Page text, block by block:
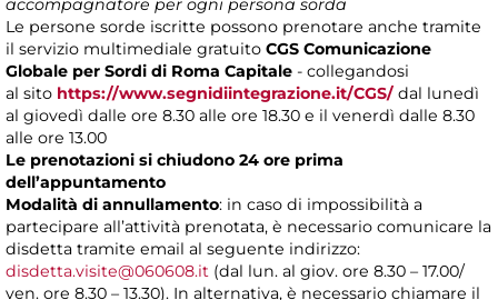
accompagnatore per ogni persona sorda
Le persone sorde iscritte possono prenotare anche tramite
il servizio multimediale gratuito CGS Comunicazione
Globale per Sordi di Roma Capitale - collegandosi
al sito https://www.segnidiintegrazione.it/CGS/ dal lunedì
al giovedì dalle ore 8.30 alle ore 18.30 e il venerdì dalle 8.30
alle ore 13.00
Le prenotazioni si chiudono 24 ore prima
dell’appuntamento
Modalità di annullamento: in caso di impossibilità a
partecipare all’attività prenotata, è necessario comunicare la
disdetta tramite email al seguente indirizzo:
disdetta.visite@060608.it (dal lun. al giov. ore 8.30 – 17.00/
ven. ore 8.30 – 13.30). In alternativa, è necessario chiamare il